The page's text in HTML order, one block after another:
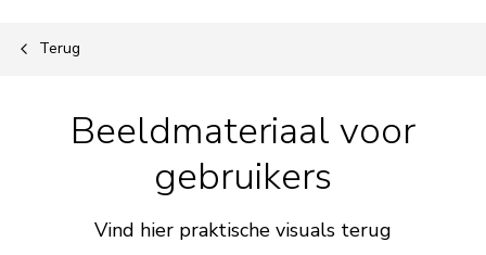
Terug
Beeldmateriaal voor
gebruikers
Vind hier praktische visuals terug